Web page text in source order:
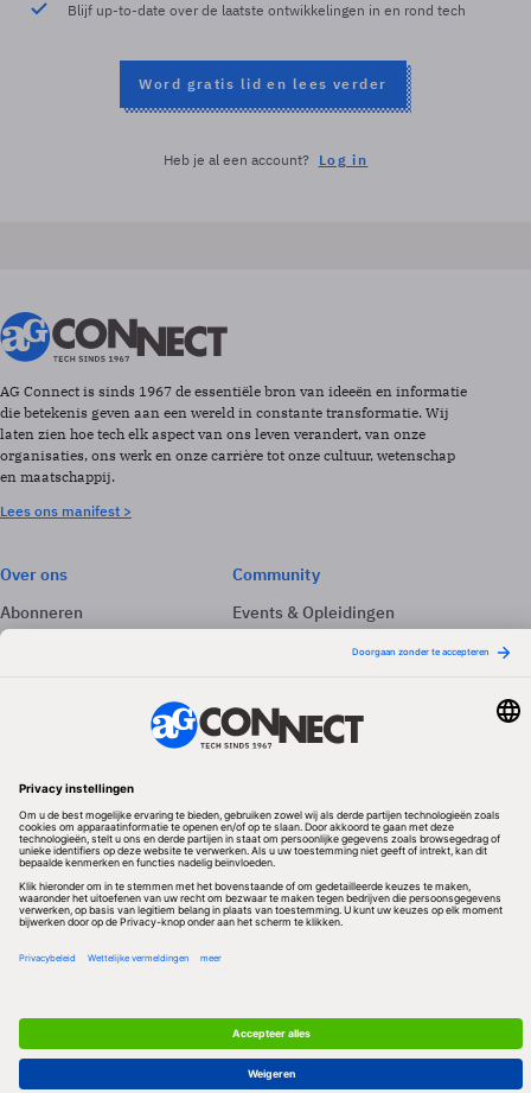
Blijf up-to-date over de laatste ontwikkelingen in en rond tech
Word gratis lid en lees verder
Heb je al een account? Log in
AG Connect is sinds 1967 de essentiële bron van ideeën en informatie
die betekenis geven aan een wereld in constante transformatie. Wij
laten zien hoe tech elk aspect van ons leven verandert, van onze
organisaties, ons werk en onze carrière tot onze cultuur, wetenschap
en maatschappij.
Lees ons manifest >
Over ons
Abonneren
Adverteren
Community
Events & Opleidingen
Volg ons
Redactionele partner
Algemene Voorwaarden & Copyrights